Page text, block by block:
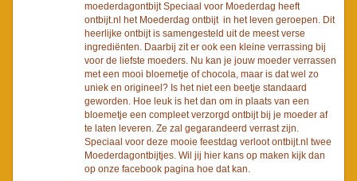
moederdagontbijt Speciaal voor Moederdag heeft
ontbijt.nl het Moederdag ontbijt in het leven geroepen. Dit
heerlijke ontbijt is samengesteld uit de meest verse
ingrediënten. Daarbij zit er ook een kleine verrassing bij
voor de liefste moeders. Nu kan je jouw moeder verrassen
met een mooi bloemetje of chocola, maar is dat wel zo
uniek en origineel? Is het niet een beetje standaard
geworden. Hoe leuk is het dan om in plaats van een
bloemetje een compleet verzorgd ontbijt bij je moeder af
te laten leveren. Ze zal gegarandeerd verrast zijn.
Speciaal voor deze mooie feestdag verloot ontbijt.nl twee
Moederdagontbijtjes. Wil jij hier kans op maken kijk dan
op onze facebook pagina hoe dat kan.